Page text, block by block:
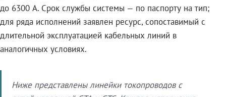
до 6300 А. Срок службы системы — по паспорту на тип;
для ряда исполнений заявлен ресурс, сопоставимый с
длительной эксплуатацией кабельных линий в
аналогичных условиях.
Ниже представлены линейки токопроводов с